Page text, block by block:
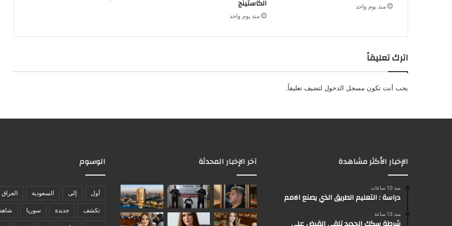
منذ يوم واحد الكاستينج
منذ يوم واحد
اترك تعليقاً
يجب أنت تكون مسجل الدخول لتضيف تعليقاً.
الإخبار الأكثر مشاهدة
منذ 10 ساعات
دراسة : التعليم الطريق الذي يصنع الامم
منذ 13 ساعة
آخر الإخبار المحدثة الوسوم
أول إلى السعودية العراق
تكشف جديدة سوريا شاهد